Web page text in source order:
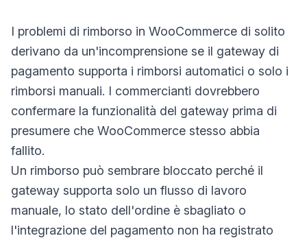
I problemi di rimborso in WooCommerce di solito
derivano da un'incomprensione se il gateway di
pagamento supporta i rimborsi automatici o solo i
rimborsi manuali. I commercianti dovrebbero
confermare la funzionalità del gateway prima di
presumere che WooCommerce stesso abbia
fallito.
Un rimborso può sembrare bloccato perché il
gateway supporta solo un flusso di lavoro
manuale, lo stato dell'ordine è sbagliato o
l'integrazione del pagamento non ha registrato